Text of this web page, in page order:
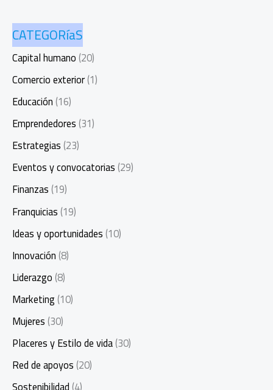
CATEGORíaS
Capital humano(20)
Comercio exterior(1)
Educación(16)
Emprendedores(31)
Estrategias(23)
Eventos y convocatorias(29)
Finanzas(19)
Franquicias(19)
Ideas y oportunidades(10)
Innovación(8)
Liderazgo(8)
Marketing(10)
Mujeres(30)
Placeres y Estilo de vida(30)
Red de apoyos(20)